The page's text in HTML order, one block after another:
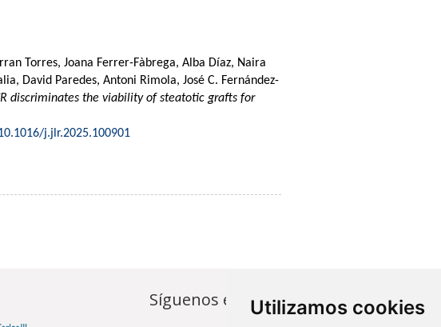
Utilizamos cookies
Torres, Joana Ferrer-Fàbrega, Alba Díaz, Naira
David Paredes, Antoni Rimola, José C. Fernández-
discriminates the viability of steatotic grafts for
j.jlr.2025.100901
Síguenos en... Contacto